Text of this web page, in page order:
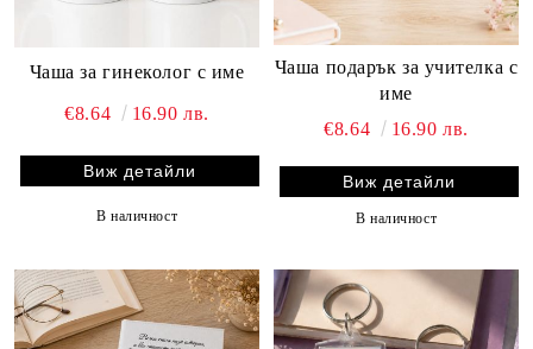
Чаша за гинеколог с име
€8.64 16.90 лв.
Виж детайли
В наличност
Чаша подарък за учителка с
име
€8.64
16.90 лв.
Виж детайли
В наличност